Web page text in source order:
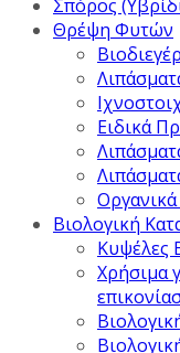
Σπόρος
Θρέψη Φυτών
Ειδικά
Βιολογική
Κυψέλες
Χρήσιμα